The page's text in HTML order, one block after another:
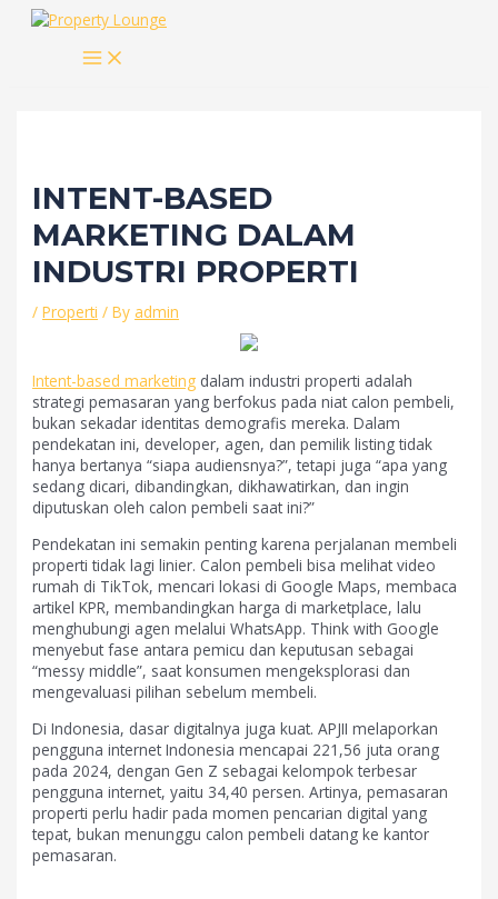
Skip
MAIN
MENU
INTENT-BASED
MARKETING DALAM
INDUSTRI PROPERTI
/Properti / By admin
Intent-based marketing dalam industri properti adalah
strategi pemasaran yang berfokus pada niat calon pembeli,
bukan sekadar identitas demografis mereka. Dalam
pendekatan ini, developer, agen, dan pemilik listing tidak
hanya bertanya “siapa audiensnya?”, tetapi juga “apa yang
sedang dicari, dibandingkan, dikhawatirkan, dan ingin
diputuskan oleh calon pembeli saat ini?”
Pendekatan ini semakin penting karena perjalanan membeli
properti tidak lagi linier. Calon pembeli bisa melihat video
rumah di TikTok, mencari lokasi di Google Maps, membaca
artikel KPR, membandingkan harga di marketplace, lalu
menghubungi agen melalui WhatsApp. Think with Google
menyebut fase antara pemicu dan keputusan sebagai
“messy middle”, saat konsumen mengeksplorasi dan
mengevaluasi pilihan sebelum membeli.
Di Indonesia, dasar digitalnya juga kuat. APJII melaporkan
pengguna internet Indonesia mencapai 221,56 juta orang
pada 2024, dengan Gen Z sebagai kelompok terbesar
pengguna internet, yaitu 34,40 persen. Artinya, pemasaran
properti perlu hadir pada momen pencarian digital yang
tepat, bukan menunggu calon pembeli datang ke kantor
pemasaran.